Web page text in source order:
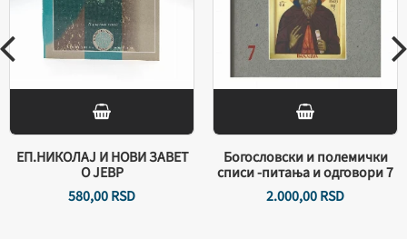
ЕП.НИКОЛАЈ И НОВИ ЗАВЕТ
О ЈЕВР
580,00RSD
Богословски и полемички
списи -питања и одговори 7
2.000,00RSD